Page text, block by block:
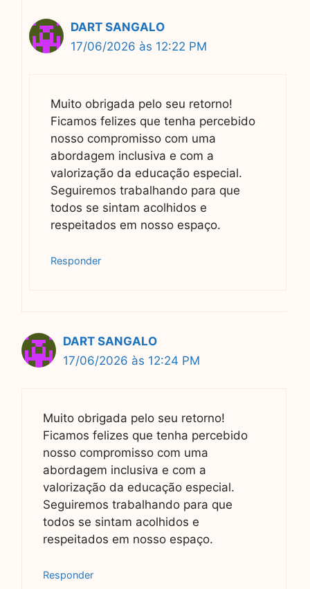
DART SANGALO
17/06/2026 às 12:22 PM
Muito obrigada pelo seu retorno!
Ficamos felizes que tenha percebido
nosso compromisso com uma
abordagem inclusiva e com a
valorização da educação especial.
Seguiremos trabalhando para que
todos se sintam acolhidos e
respeitados em nosso espaço.
Responder
DART SANGALO
17/06/2026 às 12:24 PM
Muito obrigada pelo seu retorno!
Ficamos felizes que tenha percebido
nosso compromisso com uma
abordagem inclusiva e com a
valorização da educação especial.
Seguiremos trabalhando para que
todos se sintam acolhidos e
respeitados em nosso espaço.
Responder